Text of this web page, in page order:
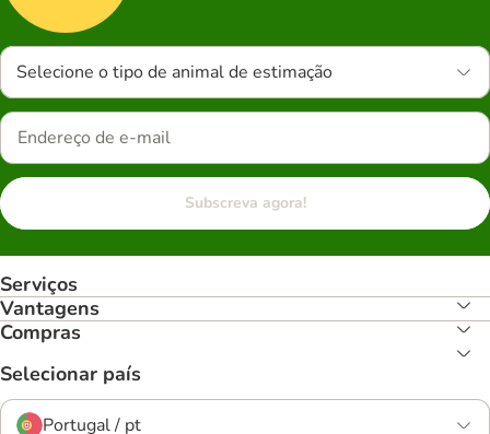
Selecione o tipo de animal de estimação
Subscreva agora!
Serviços
Vantagens
Compras
Selecionar país
Portugal / pt